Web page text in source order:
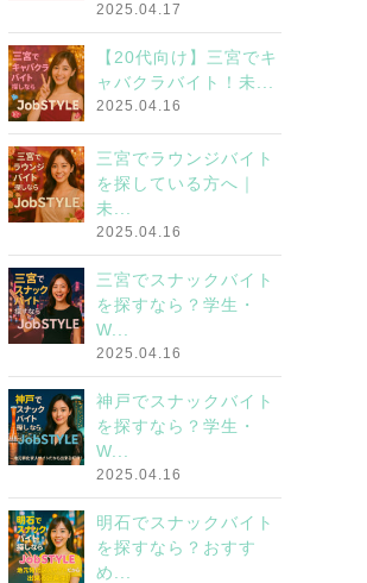
2025.04.17
【20代向け】三宮でキ
ャバクラバイト！未...
2025.04.16
三宮でラウンジバイト
を探している方へ｜
未...
2025.04.16
三宮でスナックバイト
を探すなら？学生・
W...
2025.04.16
神戸でスナックバイト
を探すなら？学生・
W...
2025.04.16
明石でスナックバイト
を探すなら？おすす
め...